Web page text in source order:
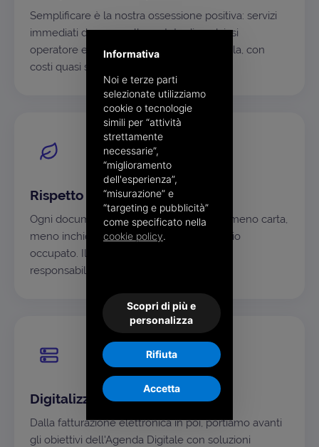
Semplificare è la nostra ossessione positiva: servizi
immediati da usare, alla portata di qualsiasi
operatore e sostenibili anche su larga scala, con
costi quasi solo variabili.
Rispetto per l'ambiente
Ogni documento non stampato significa meno carta,
meno inchiostro, meno CO₂ e meno spazio
occupato. Il digitale è anche una scelta di
responsabilità.
Digitalizzazione come missione
Dalla fatturazione elettronica in poi, portiamo avanti
gli obiettivi dell'Agenda Digitale con soluzioni
Informativa
Noi e terze parti
selezionate utilizziamo
cookie o tecnologie
simili per “attività
strettamente
necessarie”,
“miglioramento
dell'esperienza”,
“misurazione” e
“targeting e pubblicità”
come specificato nella
cookie policy.
Scopri di più e
personalizza
Rifiuta
Accetta